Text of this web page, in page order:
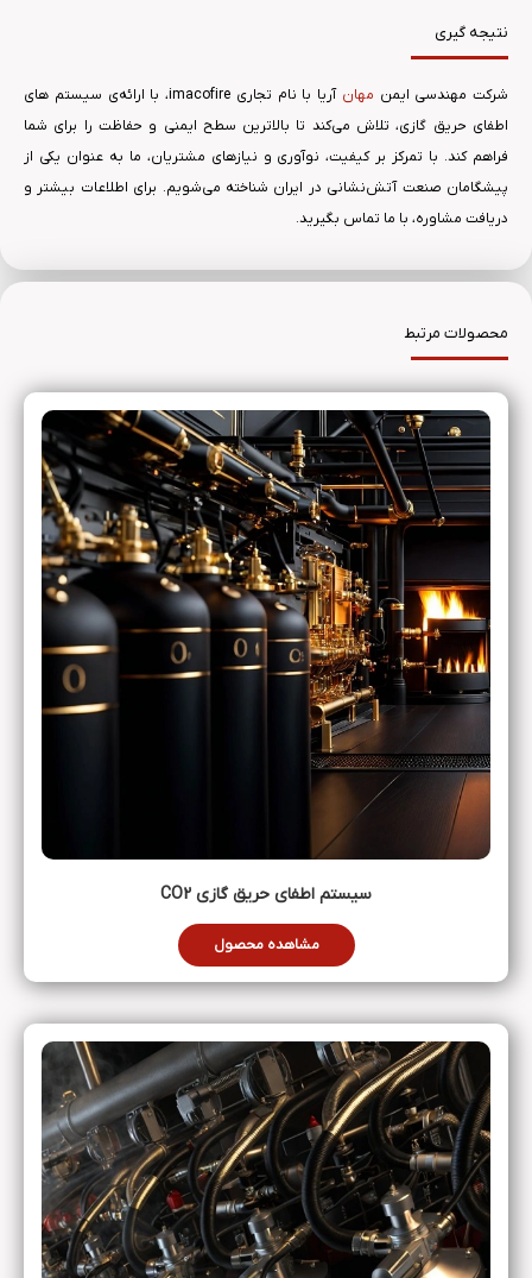
نتیجه گیری
شرکت مهندسی ایمن مهان
آریا با نام تجاری imacofire، با ارائه‌ی سیستم های
اطفای حریق گازی، تلاش می‌کند تا بالاترین سطح ایمنی و حفاظت را برای شما
فراهم کند. با تمرکز بر کیفیت، نوآوری و نیازهای مشتریان، ما به عنوان یکی از
پیشگامان صنعت آتش‌نشانی در ایران شناخته می‌شویم. برای اطلاعات بیشتر و
دریافت مشاوره، با ما تماس بگیرید.
محصولات مرتبط
سیستم‌ اطفای حریق گازی CO2
مشاهده محصول